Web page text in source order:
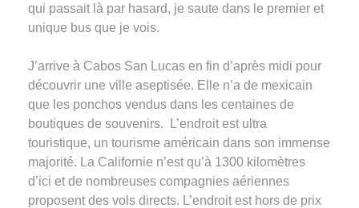
qui passait là par hasard, je saute dans le premier et
unique bus que je vois.
J’arrive à Cabos San Lucas en fin d’après midi pour
découvrir une ville aseptisée. Elle n’a de mexicain
que les ponchos vendus dans les centaines de
boutiques de souvenirs. L’endroit est ultra
touristique, un tourisme américain dans son immense
majorité. La Californie n’est qu’à 1300 kilomètres
d’ici et de nombreuses compagnies aériennes
proposent des vols directs. L’endroit est hors de prix